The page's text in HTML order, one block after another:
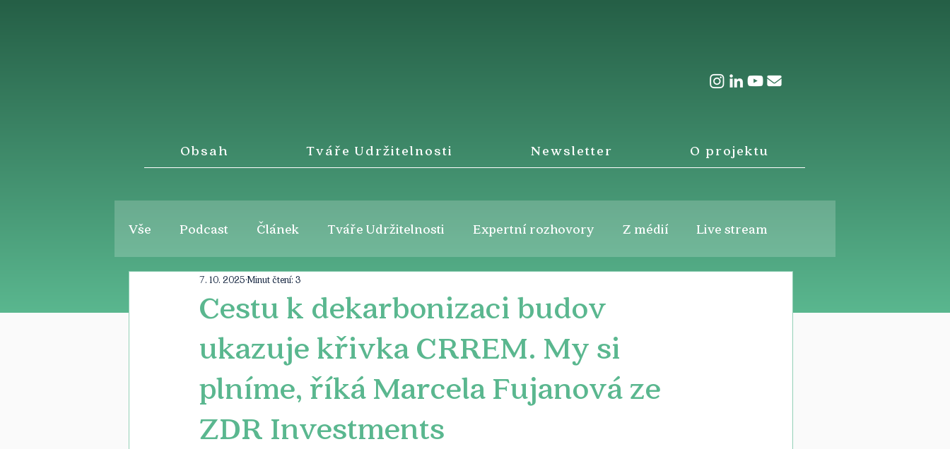
Obsah Tváře Udržitelnosti Newsletter O projektu
Vše Podcast Článek Tváře Udržitelnosti Expertní rozhovory Z médií Live stream
Cestu k dekarbonizaci budov
ukazuje křivka CRREM. My si
plníme, říká Marcela Fujanová ze
ZDR Investments
7. 10. 2025 Minut čtení: 3